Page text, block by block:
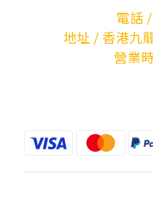
電話
地址 / 香港九
營業